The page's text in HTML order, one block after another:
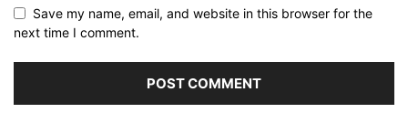
Save my name, email, and website in this browser for the
next time I comment.